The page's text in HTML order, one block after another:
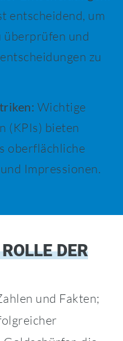
entscheidend, um
überprüfen und
zu
Wichtige
(KPIs) bieten
oberflächliche
Impressionen.
DER
und Fakten;